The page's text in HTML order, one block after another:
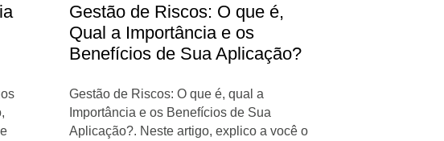
Gestão de Riscos: O que é,
Qual a Importância e os
Benefícios de Sua Aplicação?
Gestão de Riscos: O que é, qual a
Importância e os Benefícios de Sua
Aplicação?. Neste artigo, explico a você o